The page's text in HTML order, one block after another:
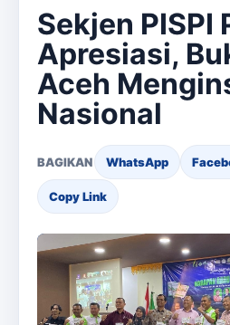
Sekjen PISPI
Apresiasi,
Aceh
Nasional
BAGIKAN WhatsApp
Copy Link